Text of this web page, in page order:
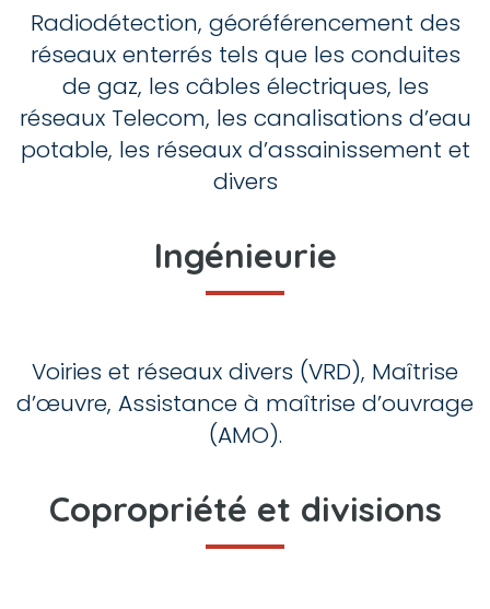
Radiodétection, géoréférencement des
réseaux enterrés tels que les conduites
de gaz, les câbles électriques, les
réseaux Telecom, les canalisations d’eau
potable, les réseaux d’assainissement et
divers
Ingénieurie
Voiries et réseaux divers (VRD), Maîtrise
d’œuvre, Assistance à maîtrise d’ouvrage
(AMO).
Copropriété et divisions